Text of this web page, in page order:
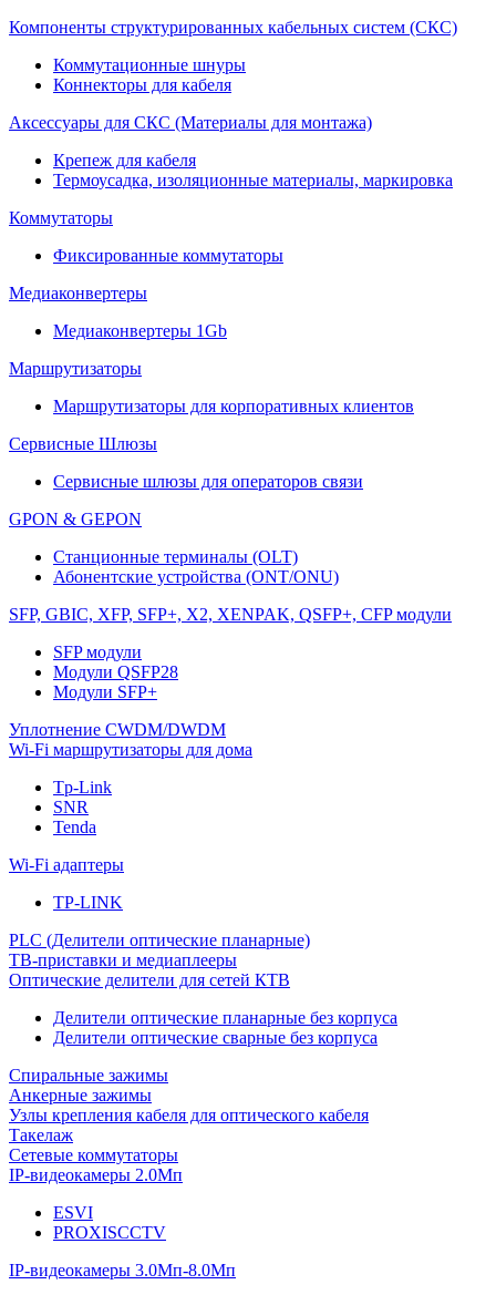
Компоненты структурированных кабельных систем (СКС)
Коммутационные шнуры
Коннекторы для кабеля
Аксессуары для СКС (Материалы для монтажа)
Крепеж для кабеля
Термоусадка, изоляционные материалы, маркировка
Коммутаторы
Фиксированные коммутаторы
Медиаконвертеры
Медиаконвертеры 1Gb
Маршрутизаторы
Маршрутизаторы для корпоративных клиентов
Сервисные Шлюзы
Сервисные шлюзы для операторов связи
GPON & GEPON
Станционные терминалы (OLT)
Абонентские устройства (ONT/ONU)
SFP, GBIC, XFP, SFP+, X2, XENPAK, QSFP+, CFP модули
SFP модули
Модули QSFP28
Модули SFP+
Уплотнение CWDM/DWDM
Wi-Fi маршрутизаторы для дома
Tp-Link
SNR
Tenda
Wi-Fi адаптеры
TP-LINK
PLC (Делители оптические планарные)
ТВ-приставки и медиаплееры
Оптические делители для сетей КТВ
Делители оптические планарные без корпуса
Делители оптические сварные без корпуса
Спиральные зажимы
Анкерные зажимы
Узлы крепления кабеля для оптического кабеля
Такелаж
Сетевые коммутаторы
IP-видеокамеры 2.0Мп
ESVI
PROXISCCTV
IP-видеокамеры 3.0Мп-8.0Мп